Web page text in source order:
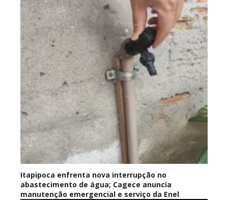
Itapipoca enfrenta nova interrupção no
abastecimento de água; Cagece anuncia
manutenção emergencial e serviço da Enel